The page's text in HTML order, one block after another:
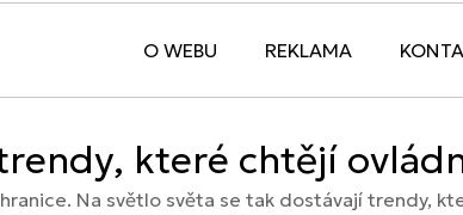
O WEBU REKLAMA
které chtějí
Na světlo světa se tak dostávají trendy,